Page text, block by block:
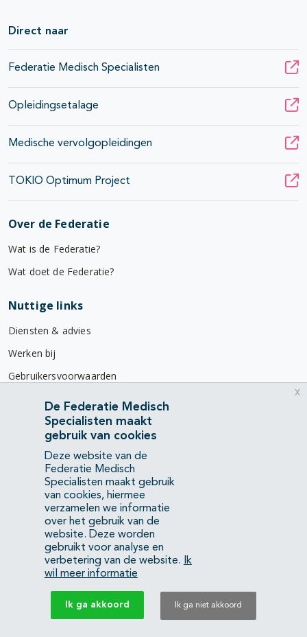
Direct naar
Federatie Medisch Specialisten
Opleidingsetalage
Medische vervolgopleidingen
TOKIO Optimum Project
Over de Federatie
Wat is de Federatie?
Wat doet de Federatie?
Nuttige links
Diensten & advies
Werken bij
Gebruikersvoorwaarden
Privacyverklaring
Contact
Mercatorlaan 1200
3528 BL Utrecht
(088) 505 34 34
info@richtlijnendatabase.nl
YouTubeLinkedIn
KvK Federatie Medisch Specialisten:40483480
Privacyverklaring
De Federatie Medisch
Specialisten maakt
gebruik van cookies
Deze website van de
Federatie Medisch
Specialisten maakt gebruik
van cookies, hiermee
verzamelen we informatie
over het gebruik van de
website. Deze worden
gebruikt voor analyse en
verbetering van de website.
Ik
wil meer informatie
Ik ga akkoord Ik ga niet akkoord
x